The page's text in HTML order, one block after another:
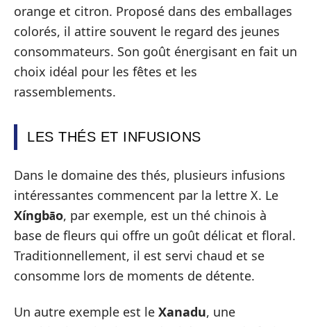
orange et citron. Proposé dans des emballages
colorés, il attire souvent le regard des jeunes
consommateurs. Son goût énergisant en fait un
choix idéal pour les fêtes et les
rassemblements.
LES THÉS ET INFUSIONS
Dans le domaine des thés, plusieurs infusions
intéressantes commencent par la lettre X. Le
Xíngbāo, par exemple, est un thé chinois à
base de fleurs qui offre un goût délicat et floral.
Traditionnellement, il est servi chaud et se
consomme lors de moments de détente.
Un autre exemple est le Xanadu, une